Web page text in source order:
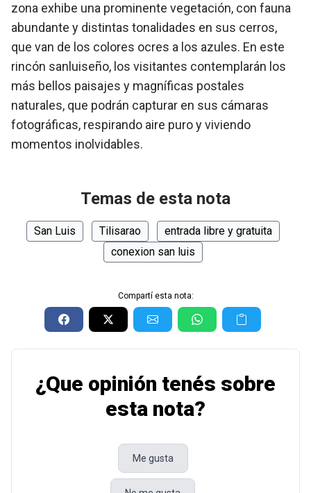
zona exhibe una prominente vegetación, con fauna
abundante y distintas tonalidades en sus cerros,
que van de los colores ocres a los azules. En este
rincón sanluiseño, los visitantes contemplarán los
más bellos paisajes y magníficas postales
naturales, que podrán capturar en sus cámaras
fotográficas, respirando aire puro y viviendo
momentos inolvidables.
Temas de esta nota
San Luis Tilisarao
entrada libre y gratuita
conexion san luis
Compartí esta nota:
¿Que opinión tenés sobre
esta nota?
Me gusta